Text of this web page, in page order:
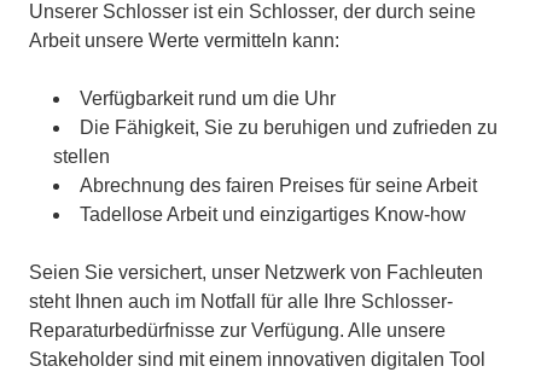
Unserer Schlosser ist ein Schlosser, der durch seine
Arbeit unsere Werte vermitteln kann:
Verfügbarkeit rund um die Uhr
Die Fähigkeit, Sie zu beruhigen und zufrieden zu
stellen
Abrechnung des fairen Preises für seine Arbeit
Tadellose Arbeit und einzigartiges Know-how
Seien Sie versichert, unser Netzwerk von Fachleuten
steht Ihnen auch im Notfall für alle Ihre Schlosser-
Reparaturbedürfnisse zur Verfügung. Alle unsere
Stakeholder sind mit einem innovativen digitalen Tool